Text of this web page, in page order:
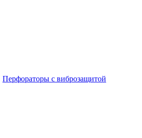
Перфораторы с виброзащитой